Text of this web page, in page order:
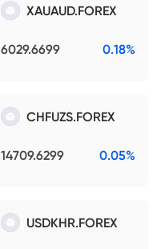
XAUAUD.FOREX
6029.6699 0.18%
CHFUZS.FOREX
14709.6299 0.05%
USDKHR.FOREX